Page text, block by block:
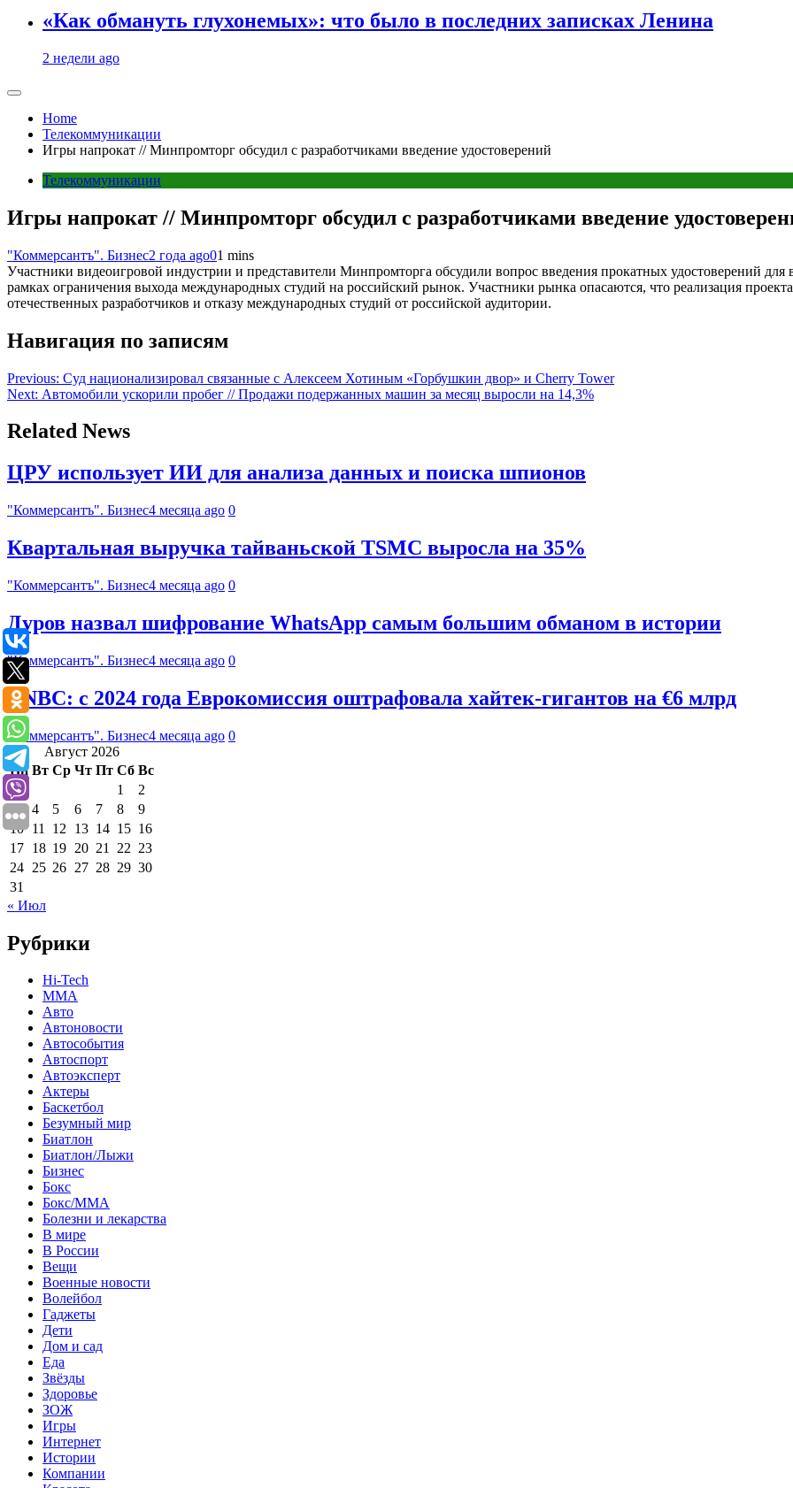
«Как обмануть глухонемых»: что было в последних записках Ленина
2 недели ago
Home
Телекоммуникации
Игры напрокат // Минпромторг обсудил с разработчиками введение удостоверений
Телекоммуникации
Игры напрокат // Минпромторг обсудил с разработчиками введение
"Коммерсантъ". Бизнес2 года ago01 mins
Участники видеоигровой индустрии и представители Минпромторга обсудили вопрос введения прокатных удостоверений
рамках ограничения выхода международных студий на российский рынок. Участники рынка опасаются, что реализация
отечественных разработчиков и отказу международных студий от российской аудитории.
Навигация по записям
Previous: Суд национализировал связанные с Алексеем Хотиным «Горбушкин двор» и Cherry Tower
Next: Автомобили ускорили пробег // Продажи подержанных машин за месяц выросли на 14,3%
Related News
ЦРУ использует ИИ для анализа данных и поиска шпионов
"Коммерсантъ". Бизнес4 месяца ago 0
Квартальная выручка тайваньской TSMC выросла на 35%
"Коммерсантъ". Бизнес4 месяца ago 0
Дуров назвал шифрование WhatsApp самым большим обманом в истории
"Коммерсантъ". Бизнес4 месяца ago 0
CNBC: с 2024 года Еврокомиссия оштрафовала хайтек-гигантов на €6 млрд
"Коммерсантъ". Бизнес4 месяца ago 0
Август 2026
Пн Вт Ср Чт Пт Сб Вс
1
2
4 5 6 7 8
9
10 11 12 13 14 15 16
17 18 19 20 21 22 23
24 25 26 27 28 29 30
31
« Июл
Рубрики
Hi-Tech
MMA
Авто
Автоновости
Автособытия
Автоспорт
Автоэксперт
Актеры
Баскетбол
Безумный мир
Биатлон
Биатлон/Лыжи
Бизнес
Бокс
Бокс/MMA
Болезни и лекарства
В мире
В России
Вещи
Военные новости
Волейбол
Гаджеты
Дети
Дом и сад
Еда
Звёзды
Здоровье
ЗОЖ
Игры
Интернет
Истории
Компании